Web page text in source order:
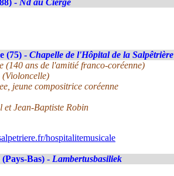
- Nd au Cierge
(75) - Chapelle de l'Hôpital de la Salpêtrière
(140 ans de l'amitié franco-coréenne)
(Violoncelle)
jeune compositrice coréenne
et Jean-Baptiste Robin
hospitalitemusicale
Bas) - Lambertusbasiliek